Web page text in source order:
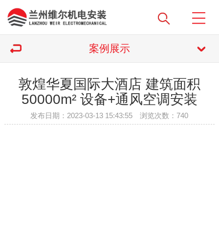
案例展示
敦煌华夏国际大酒店 建筑面积
50000m² 设备+通风空调安装
发布日期：2023-03-13 15:43:55 浏览次数：740